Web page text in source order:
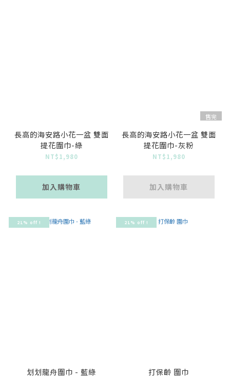
長高的海安路小花一盆 雙面
提花圍巾-綠
NT$1,980
加入購物車
售完
長高的海安路小花一盆 雙面
提花圍巾-灰粉
NT$1,980
加入購物車
21% off !
划划龍舟圍巾 - 藍綠
21% off !
打保齡 圍巾